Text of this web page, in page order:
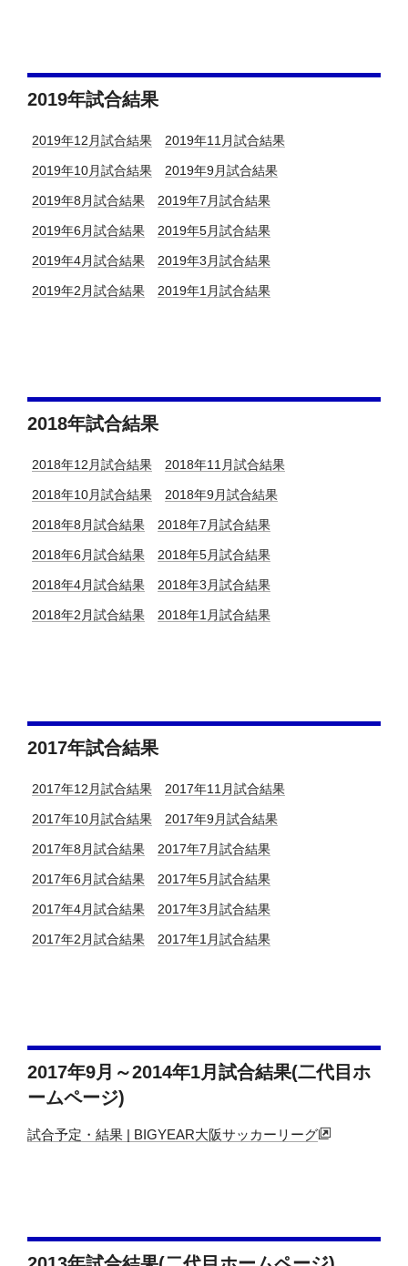
2019年試合結果
2019年12月試合結果 2019年11月試合結果
2019年10月試合結果 2019年9月試合結果
2019年8月試合結果 2019年7月試合結果
2019年6月試合結果 2019年5月試合結果
2019年4月試合結果 2019年3月試合結果
2019年2月試合結果 2019年1月試合結果
2018年試合結果
2018年12月試合結果 2018年11月試合結果
2018年10月試合結果 2018年9月試合結果
2018年8月試合結果 2018年7月試合結果
2018年6月試合結果 2018年5月試合結果
2018年4月試合結果 2018年3月試合結果
2018年2月試合結果 2018年1月試合結果
2017年試合結果
2017年12月試合結果 2017年11月試合結果
2017年10月試合結果 2017年9月試合結果
2017年8月試合結果 2017年7月試合結果
2017年6月試合結果 2017年5月試合結果
2017年4月試合結果 2017年3月試合結果
2017年2月試合結果 2017年1月試合結果
2017年9月～2014年1月試合結果(二代目ホ
ームページ)
試合予定・結果 | BIGYEAR大阪サッカーリーグ